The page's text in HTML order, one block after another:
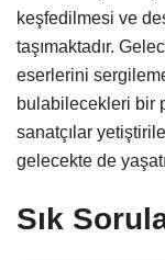
keşfedilmesi ve
taşımaktadır.
eserlerini
bulabilecekleri bir
sanatçılar
gelecekte de
Sık